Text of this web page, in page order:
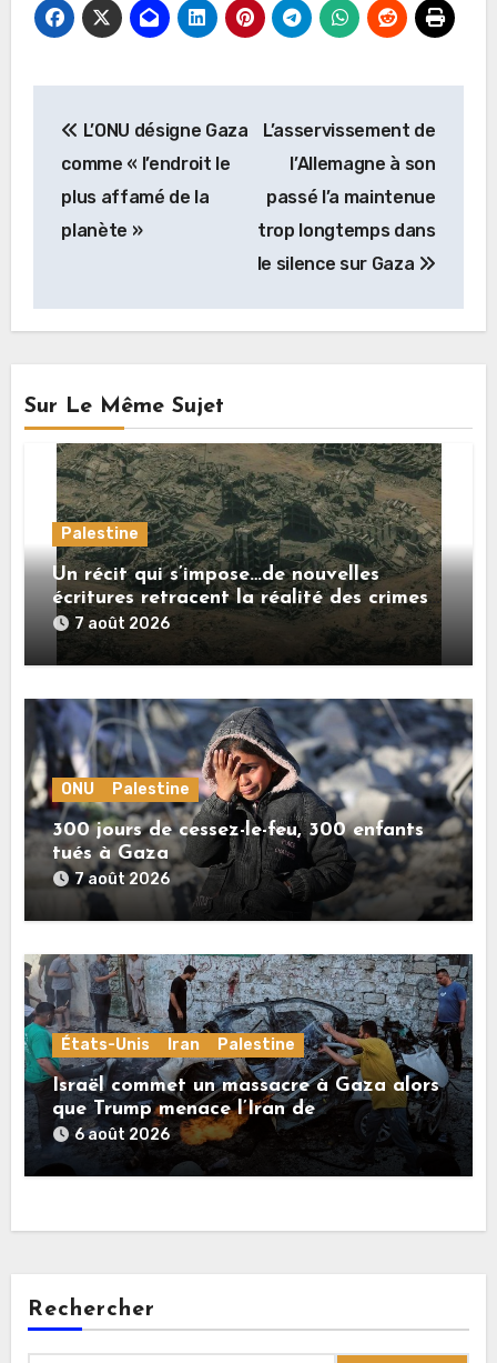
de
l’article
L’ONU désigne Gaza
comme « l’endroit le
plus affamé de la
planète »
L’asservissement de
l’Allemagne à son
passé l’a maintenue
trop longtemps dans
le silence sur Gaza
Sur Le Même Sujet
Palestine
Un récit qui s’impose…de nouvelles
écritures retracent la réalité des crimes
sionistes à Gaza
7 août 2026
ONU Palestine
300 jours de cessez-le-feu, 300 enfants
tués à Gaza
7 août 2026
États-Unis Iran Palestine
Israël commet un massacre à Gaza alors
que Trump menace l’Iran de
«décapitation»
6 août 2026
Rechercher